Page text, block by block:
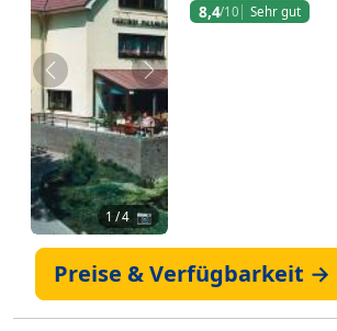
Zurück Weiter
1 / 4 📷
8,4/10 Sehr gut
Preise & Verfügbarkeit →